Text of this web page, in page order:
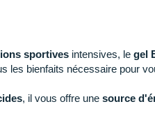
sportives intensives, le gel
les bienfaits nécessaire pour
, il vous offre une source